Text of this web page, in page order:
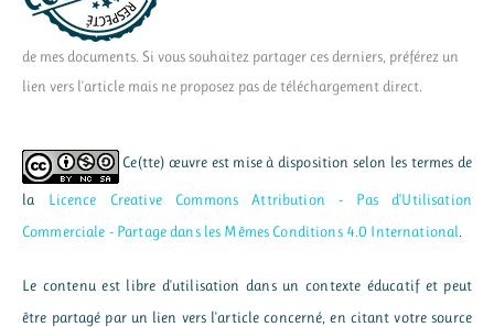
de mes documents. Si vous souhaitez partager ces derniers, préférez un
lien vers l'article mais ne proposez pas de téléchargement direct.
Ce(tte) œuvre est mise à disposition selon les termes de
la Licence Creative Commons Attribution - Pas d’Utilisation
Commerciale - Partage dans les Mêmes Conditions 4.0 International
Le contenu est libre d'utilisation dans un contexte éducatif et peut
être partagé par un lien vers l'article concerné, en citant votre source